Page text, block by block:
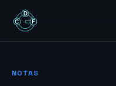
REVIEWS
NOTAS